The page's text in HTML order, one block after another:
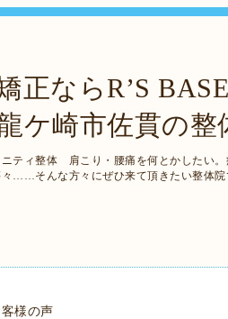
ならR’S
ケ崎市佐貫の
ティ整体 肩こり・腰痛を何とかしたい
……そんな方々にぜひ来て頂きたい整体
様の声